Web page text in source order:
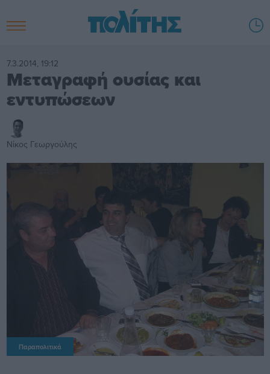
7.3.2014, 19:12
Μεταγραφή ουσίας και
εντυπώσεων
Νίκος Γεωργούλης
Παραπολιτικά